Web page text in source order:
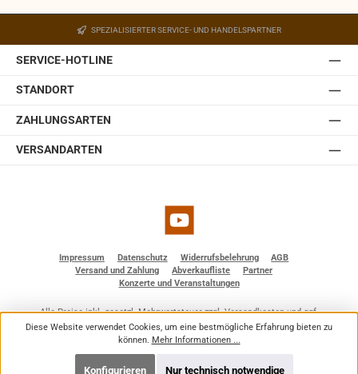
SPEZIALISIERTER SERVICE- UND HANDELSPARTNER
SERVICE-HOTLINE
STANDORT
ZAHLUNGSARTEN
VERSANDARTEN
YouTube
Impressum Datenschutz Widerrufsbelehrung
AGB
Versand und Zahlung
Abverkaufliste
Partner
Konzerte und Veranstaltungen
Alle Preise inkl. gesetzl. Mehrwertsteuer zzgl.Versandkostenund ggf.
Nachnahmegebühren, wenn nicht anders angegeben.
© 2026 BF - Dienstleistungen - Alle Rechte vorbehalten. Theme by
Diese Website verwendet Cookies, um eine bestmögliche Erfahrung bieten zu
können. Mehr Informationen ...
Nur technisch notwendige
Konfigurieren